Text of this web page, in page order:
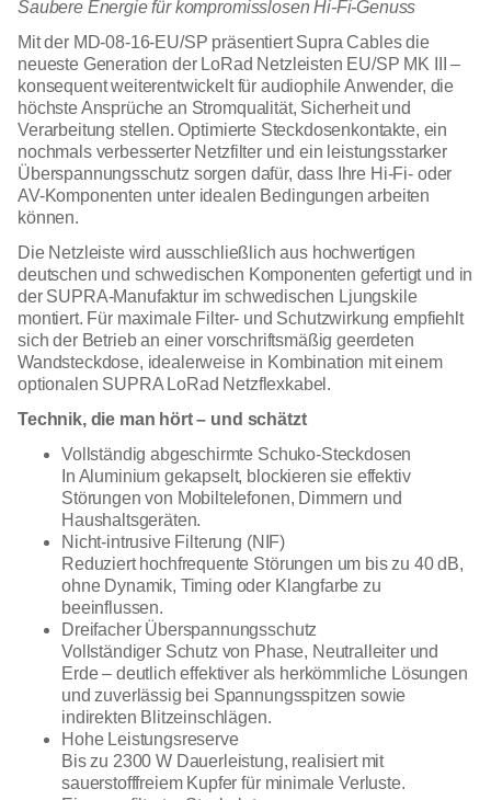
Saubere Energie für kompromisslosen Hi-Fi-Genuss
Mit der MD-08-16-EU/SP präsentiert Supra Cables die
neueste Generation der LoRad Netzleisten EU/SP MK III –
konsequent weiterentwickelt für audiophile Anwender, die
höchste Ansprüche an Stromqualität, Sicherheit und
Verarbeitung stellen. Optimierte Steckdosenkontakte, ein
nochmals verbesserter Netzfilter und ein leistungsstarker
Überspannungsschutz sorgen dafür, dass Ihre Hi-Fi- oder
AV-Komponenten unter idealen Bedingungen arbeiten
können.
Die Netzleiste wird ausschließlich aus hochwertigen
deutschen und schwedischen Komponenten gefertigt und in
der SUPRA-Manufaktur im schwedischen Ljungskile
montiert. Für maximale Filter- und Schutzwirkung empfiehlt
sich der Betrieb an einer vorschriftsmäßig geerdeten
Wandsteckdose, idealerweise in Kombination mit einem
optionalen SUPRA LoRad Netzflexkabel.
Technik, die man hört – und schätzt
Vollständig abgeschirmte Schuko-Steckdosen
In Aluminium gekapselt, blockieren sie effektiv
Störungen von Mobiltelefonen, Dimmern und
Haushaltsgeräten.
Nicht-intrusive Filterung (NIF)
Reduziert hochfrequente Störungen um bis zu 40 dB,
ohne Dynamik, Timing oder Klangfarbe zu
beeinflussen.
Dreifacher Überspannungsschutz
Vollständiger Schutz von Phase, Neutralleiter und
Erde – deutlich effektiver als herkömmliche Lösungen
und zuverlässig bei Spannungsspitzen sowie
indirekten Blitzeinschlägen.
Hohe Leistungsreserve
Bis zu 2300 W Dauerleistung, realisiert mit
sauerstofffreiem Kupfer für minimale Verluste.